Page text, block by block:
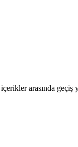
arasında geçiş